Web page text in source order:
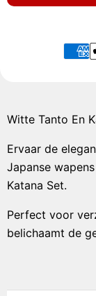
Witte Tanto En
Ervaar de
Japanse
Katana Set.
Perfect voor
belichaamt de